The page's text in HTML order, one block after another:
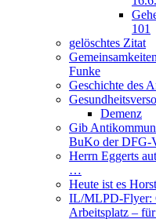
101
gelöschtes Zitat
Funke
Geschichte des
Demenz
Gib
BuKo der DFG-
Herrn Eggerts
…
Heute ist es
IL/MLPD-Flyer:
Arbeitsplatz –